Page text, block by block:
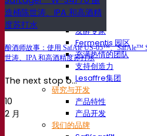
我们的公司
关于我们
发酵专家
Fermentis 园区
充满热情的团队
支持创造力
Lesaffre集团
研究与开发
产品特性
产品开发
我们的品牌
酿酒师故事：使用 SafAle US-05™、SafAle™
世涛、IPA 和高酒精度苏打水
The next stop o...
10
2 月